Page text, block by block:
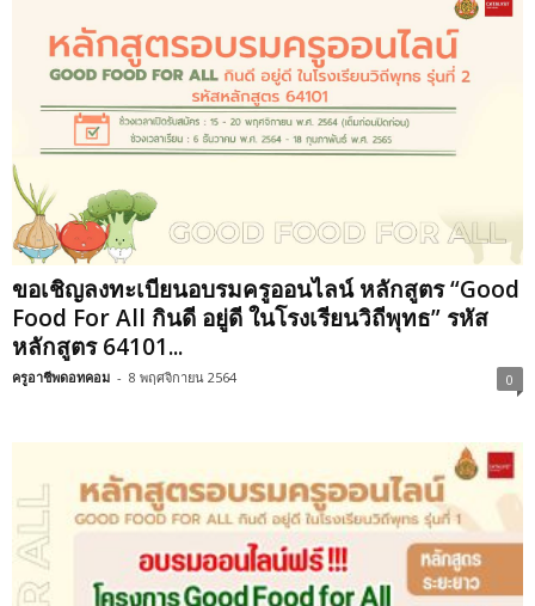
ขอเชิญลงทะเบียนอบรมครูออนไลน์ หลักสูตร “Good
Food For All กินดี อยู่ดี ในโรงเรียนวิถีพุทธ” รหัส
หลักสูตร 64101...
ครูอาชีพดอทคอม - 8 พฤศจิกายน 2564 0